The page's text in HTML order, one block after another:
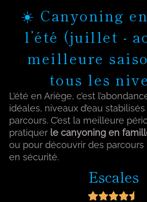
☀️ Canyoning
l’été (juillet -
meilleure
tous les
L’été en Ariège, c’est
idéales, niveaux d’eau
parcours. C’est la meilleure
pratiquer le canyoning en
ou pour découvrir des
en sécurité.
Escales